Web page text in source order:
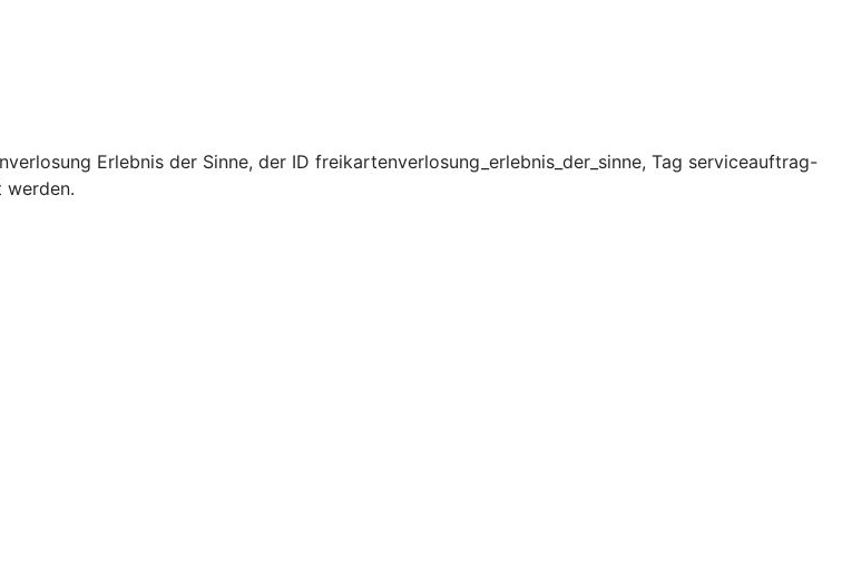
Erlebnis der Sinne, der ID freikartenverlosung_erlebnis_der_sinne, Tag serviceauftrag-
werden.